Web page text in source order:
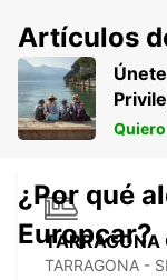
GERONA
VILOBÍ D'ONYAR
TARRAGONA
TARRAGONA -
Artículos
¿Por qué
Europcar?